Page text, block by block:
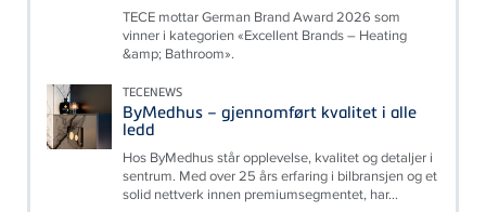
TECE mottar German Brand Award 2026 som
vinner i kategorien «Excellent Brands – Heating
&amp; Bathroom».
TECENEWS
ByMedhus – gjennomført kvalitet i alle
ledd
Hos ByMedhus står opplevelse, kvalitet og detaljer i
sentrum. Med over 25 års erfaring i bilbransjen og et
solid nettverk innen premiumsegmentet, har...